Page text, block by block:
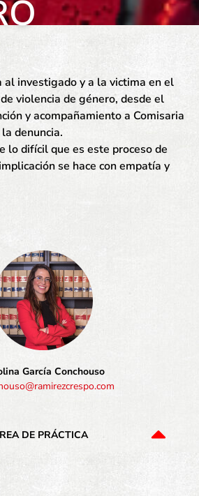
García Conchouso
DE PRÁCTICA
al investigado y a la victima en el
violencia de género, desde el
y acompañamiento a Comisaria
denuncia.
lo difícil que es este proceso de
se hace con empatía y